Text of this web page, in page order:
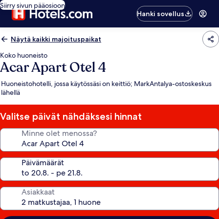
Siirry sivun pääosioon
Hanki sovellus
Näytä kaikki majoituspaikat
Koko huoneisto
Acar Apart Otel 4
Huoneistohotelli, jossa käytössäsi on keittiö; MarkAntalya-ostoskeskus
lähellä
Valitse päivät nähdäksesi hinnat
Minne olet menossa?
Päivämäärät
Asiakkaat